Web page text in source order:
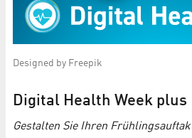
Designed by Freepik
Digital Health Week plus
Gestalten Sie Ihren